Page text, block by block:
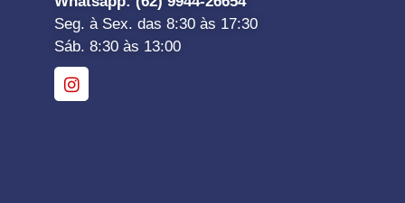
Seg. à Sex. das 8:30 às 17:30
Sáb. 8:30 às 13:00